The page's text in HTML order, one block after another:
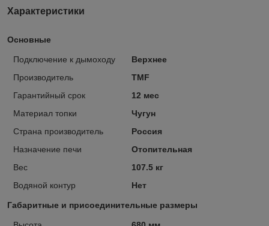
Характеристики
Основные
Подключение к дымоходу
Верхнее
Производитель
TMF
Гарантийный срок
12 мес
Материал топки
Чугун
Страна производитель
Россия
Назначение печи
Отопительная
Вес
107.5 кг
Водяной контур
Нет
Габаритные и присоединительные размеры